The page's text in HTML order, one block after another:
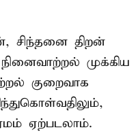
சிந்தனை திறன்
முக்கிய
குறைவாக
ஏற்படலாம்.